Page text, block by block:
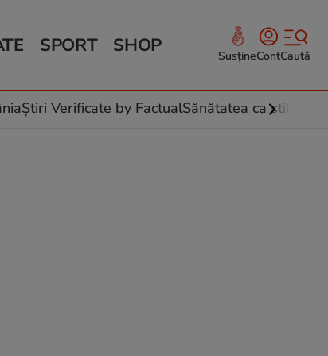
SPORT SHOP SusțineContCaută
Știri Verificate by FactualSănătatea ca stil de